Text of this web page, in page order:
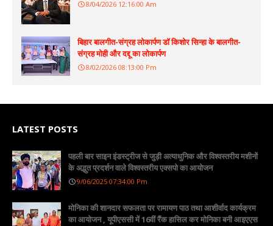
8/04/2026 12:16:00 Am
बिहार बालगीत-संग्रह लोकार्पण डॉ किशोर सिन्हा के बालगीत-
संग्रह मोही और दद्दू का लोकार्पण
8/02/2026 08:13:00 Pm
LATEST POSTS
पहली बार साइन इंडस्ट्रीज से जुड़ी अत्याधुनिक और विश्वस्तरीय मशीनों
के अद्भुत प्रदर्शन वाले विश्वस्तरीय एक्सपो का आयोजन
9/06/2025 07:34:00 Pm
मोनिका की शानदार सफलता पर रामायण पाठ तथा आशीर्वाद कार्यक्रम
का आयोजन , यूपीएससी में 16वीं रैंक हासिल कर मोनिका बनी आइएएस